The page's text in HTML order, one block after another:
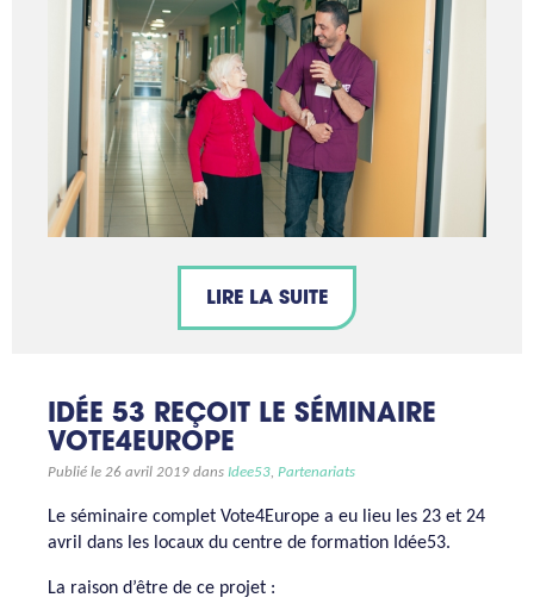
LIRE LA SUITE
IDÉE 53 REÇOIT LE SÉMINAIRE
VOTE4EUROPE
Publié le 26 avril 2019 dans Idee53, Partenariats
Le séminaire complet Vote4Europe a eu lieu les 23 et 24
avril dans les locaux du centre de formation Idée53.
La raison d’être de ce projet :